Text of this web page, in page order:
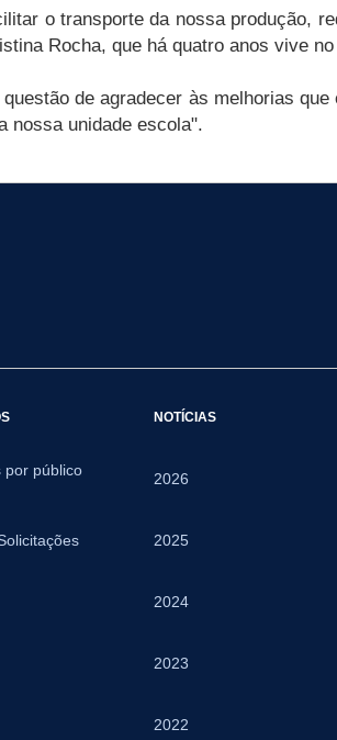
o transporte da nossa produção,
Rocha, que há quatro anos vive no
de agradecer às melhorias
nossa unidade escola".
por público
NOTÍCIAS
2026
2025
2024
2023
2022